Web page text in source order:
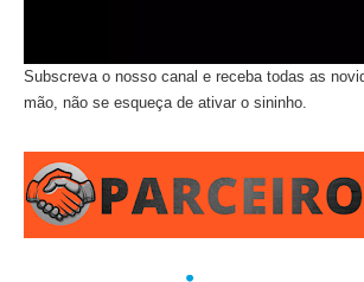
Subscreva o nosso canal e receba todas as
mão, não se esqueça de ativar o sininho.